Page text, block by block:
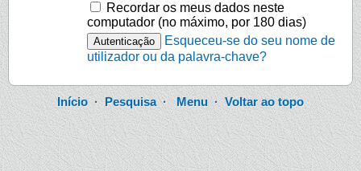
Recordar os meus dados neste
computador (no máximo, por 180 dias)
Esqueceu-se do seu nome de
utilizador ou da palavra-chave?
Início· Pesquisa·Menu ·Voltar ao topo